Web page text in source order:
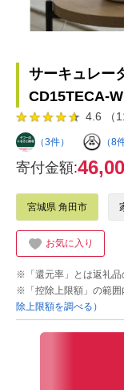
サーキュレー
CD15TECA-
4.6 （
（3件） （8
寄付金額:
宮城県 角田市
お気に入り
※「還元率」とは返礼品
※「控除上限額」の範囲
除上限額を調べる）